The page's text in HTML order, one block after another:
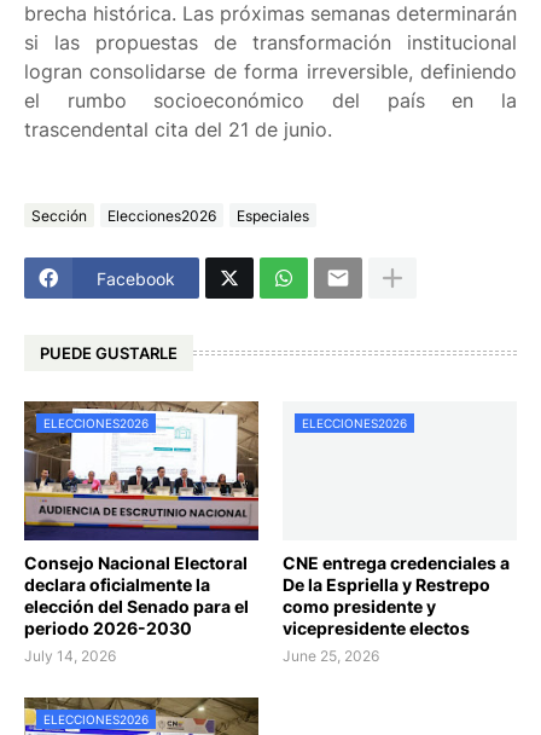
brecha histórica. Las próximas semanas determinarán
si las propuestas de transformación institucional
logran consolidarse de forma irreversible, definiendo
el rumbo socioeconómico del país en la
trascendental cita del 21 de junio.
Sección Elecciones2026 Especiales
Facebook
PUEDE GUSTARLE
ELECCIONES2026
Consejo Nacional Electoral
declara oficialmente la
elección del Senado para el
periodo 2026-2030
July 14, 2026
ELECCIONES2026
CNE entrega credenciales a
De la Espriella y Restrepo
como presidente y
vicepresidente electos
June 25, 2026
ELECCIONES2026